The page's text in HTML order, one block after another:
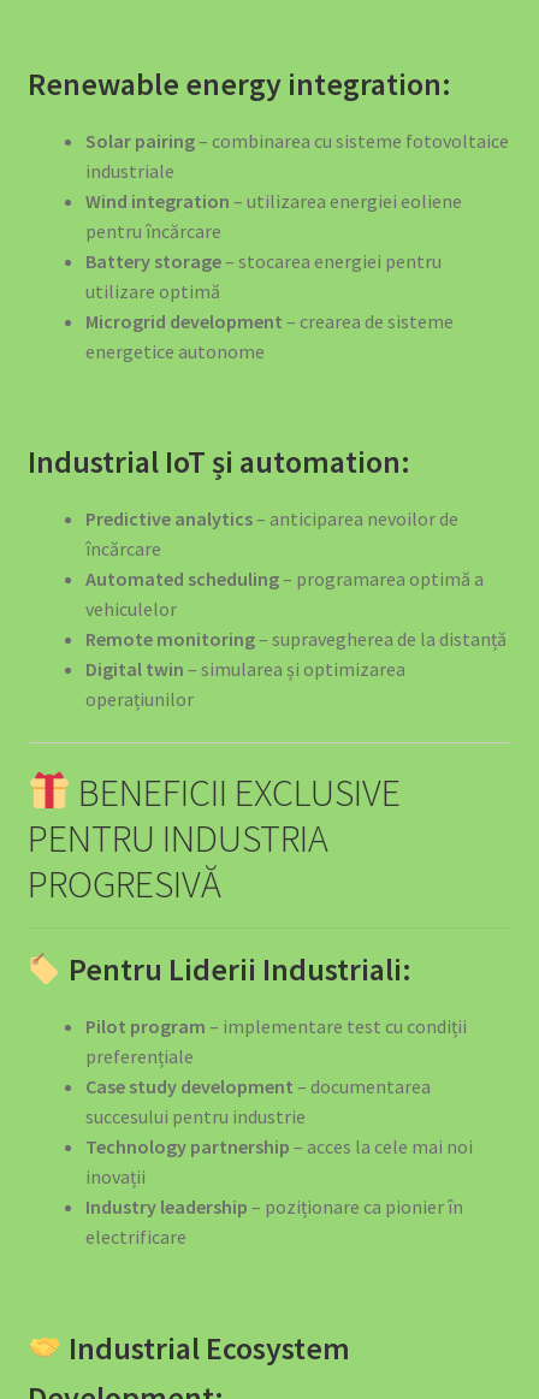
Renewable energy integration:
Solar pairing– combinarea cu sisteme fotovoltaice
industriale
Wind integration – utilizarea energiei eoliene
pentru încărcare
Battery storage– stocarea energiei pentru
utilizare optimă
Microgrid development – crearea de sisteme
energetice autonome
Industrial IoT și automation:
Predictive analytics– anticiparea nevoilor de
încărcare
Automated scheduling– programarea optimă a
vehiculelor
Remote monitoring– supravegherea de la distanță
Digital twin – simularea și optimizarea
operațiunilor
BENEFICII EXCLUSIVE
PENTRU INDUSTRIA
PROGRESIVĂ
Pentru Liderii Industriali:
Pilot program – implementare test cu condiții
preferențiale
Case study development – documentarea
succesului pentru industrie
Technology partnership – acces la cele mai noi
inovații
Industry leadership – poziționare ca pionier în
electrificare
Industrial Ecosystem